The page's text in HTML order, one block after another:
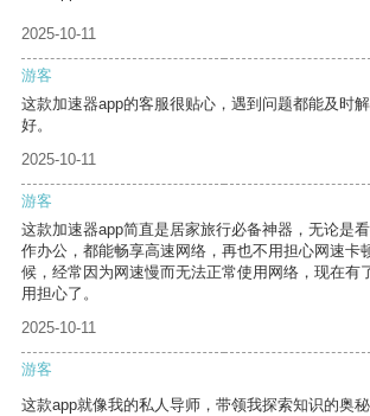
2025-10-11
游客
这款加速器app的客服很贴心，遇到问题都能及时
好。
2025-10-11
游客
这款加速器app简直是居家旅行必备神器，无论是
作办公，都能畅享高速网络，再也不用担心网速卡
候，经常因为网速慢而无法正常使用网络，现在有
用担心了。
2025-10-11
游客
这款app就像我的私人导师，带领我探索知识的奥秘